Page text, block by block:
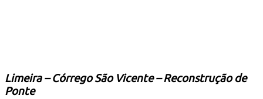
Limeira – Córrego São Vicente –Reconstrução de
Ponte